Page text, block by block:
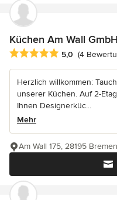
Küchen Am Wall GmbH
Durchschnittliche
5,0 (4
Herzlich willkommen:
unserer Küchen. Auf 2-
Ihnen Designerküc...
Mehr
Am Wall 175, 28195 Bremen